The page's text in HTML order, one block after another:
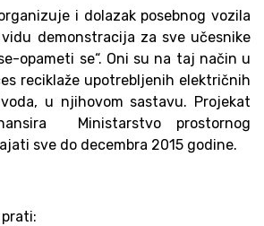
i dolazak posebnog vozila
demonstracija za sve učesnike
opameti se“. Oni su na taj način u
reciklaže upotrebljenih električnih
u njihovom sastavu. Projekat
Ministarstvo prostornog
sve do decembra 2015 godine.